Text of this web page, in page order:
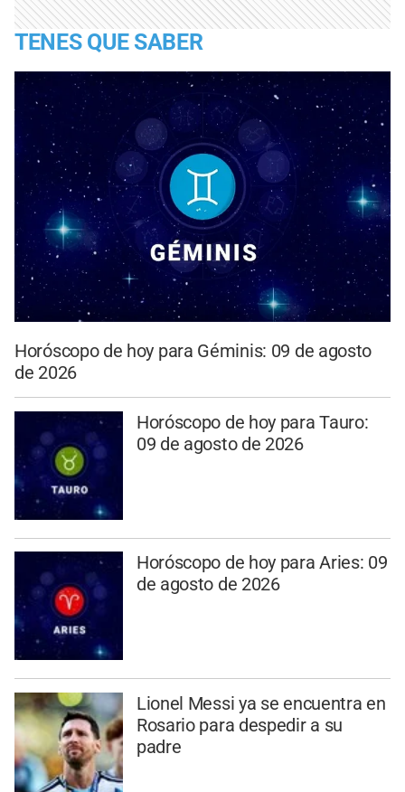
TENES QUE SABER
Horóscopo de hoy para Géminis: 09 de agosto
de 2026
Horóscopo de hoy para Tauro:
09 de agosto de 2026
Horóscopo de hoy para Aries: 09
de agosto de 2026
Lionel Messi ya se encuentra en
Rosario para despedir a su
padre